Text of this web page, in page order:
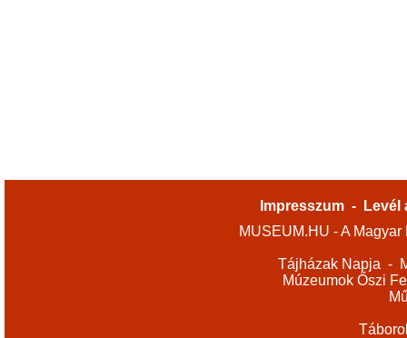
Impresszum -
Levél
MUSEUM.HU - A
Tájházak Napja -
Múzeumok Őszi